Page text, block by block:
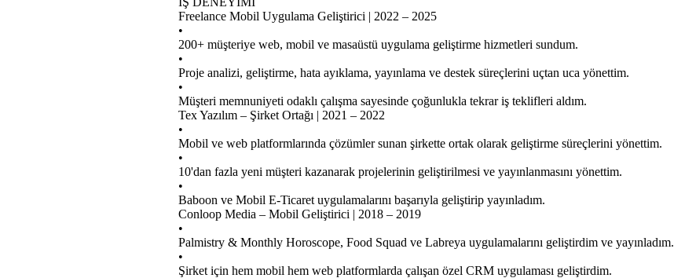
Freelance Mobil Uygulama Geliştirici | 2022 – 2025
•
200+ müşteriye web, mobil ve masaüstü uygulama geliştirme hizmetleri sundum.
•
Proje analizi, geliştirme, hata ayıklama, yayınlama ve destek süreçlerini uçtan uca yönettim.
•
Müşteri memnuniyeti odaklı çalışma sayesinde çoğunlukla tekrar iş teklifleri aldım.
Tex Yazılım – Şirket Ortağı | 2021 – 2022
•
Mobil ve web platformlarında çözümler sunan şirkette ortak olarak geliştirme süreçlerini yönettim.
•
10'dan fazla yeni müşteri kazanarak projelerinin geliştirilmesi ve yayınlanmasını yönettim.
•
Baboon ve Mobil E-Ticaret uygulamalarını başarıyla geliştirip yayınladım.
Conloop Media – Mobil Geliştirici | 2018 – 2019
•
Palmistry & Monthly Horoscope, Food Squad ve Labreya uygulamalarını geliştirdim ve yayınladım.
•
Şirket için hem mobil hem web platformlarda çalışan özel CRM uygulaması geliştirdim.